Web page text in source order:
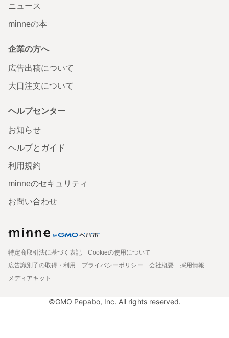
ニュース
minneの本
企業の方へ
広告出稿について
大口注文について
ヘルプセンター
お知らせ
ヘルプとガイド
利用規約
minneのセキュリティ
お問い合わせ
特定商取引法に基づく表記
Cookieの使用について
広告識別子の取得・利用
プライバシーポリシー 会社概要
採用情報
メディアキット
©GMO Pepabo, Inc. All rights reserved.